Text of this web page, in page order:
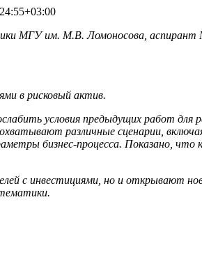
МГУ им. М.В. Ломоносова, аспирант
в рисковый актив.
условия предыдущих работ для
различные сценарии,
бизнес-процесса. Показано, что
с инвестициями, но и открывают